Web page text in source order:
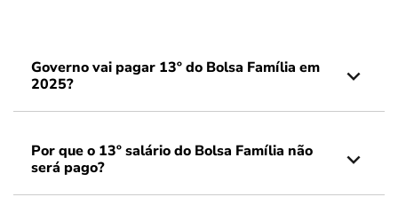
Governo vai pagar 13º do Bolsa Família em
2025?
Por que o 13º salário do Bolsa Família não
será pago?